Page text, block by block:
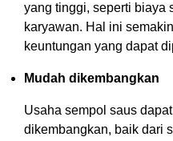
yang tinggi, seperti biaya
karyawan. Hal ini
keuntungan yang dapat
Mudah dikembangkan
Usaha sempol saus
dikembangkan, baik dari